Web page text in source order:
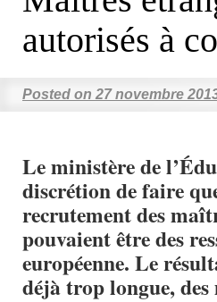
autorisés à
Posted on 27 novembre
Le ministère de
discrétion de faire
recrutement des
pouvaient être des
européenne. Le
déjà trop longue,